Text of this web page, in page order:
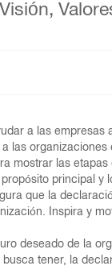
a las
las
mostrar las
principal
que la
Inspira y
deseado de la
tener, la